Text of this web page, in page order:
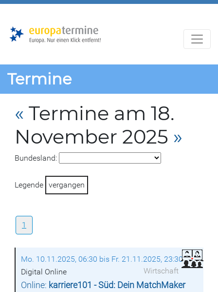
Termine
« Termine am 18.
November 2025 »
Bundesland:
Legende vergangen
1
Mo. 10.11.2025, 06:30 bis Fr. 21.11.2025, 23:30
Wirtschaft
Digital Online
Online: karriere101 - Süd: Dein MatchMaker